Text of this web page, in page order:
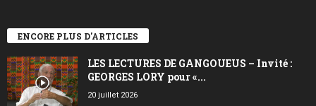
ENCORE PLUS D'ARTICLES
LES LECTURES DE GANGOUEUS – Invité :
GEORGES LORY pour «...
20 juillet 2026